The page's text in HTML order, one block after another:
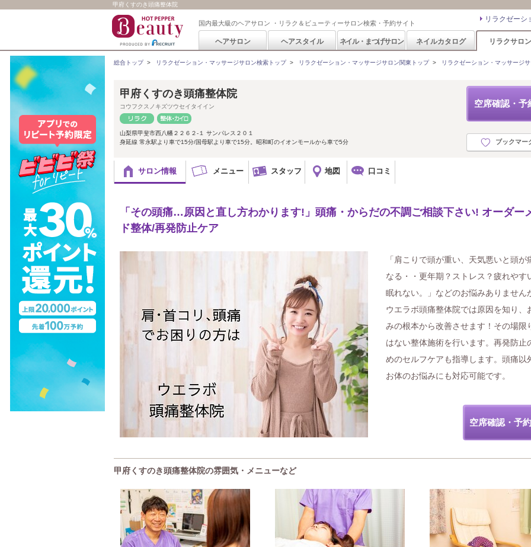
甲府くすのき頭痛整体院
国内最大級のヘアサロン ・リラク＆ビューティーサロン検索・予約サイト リラクゼーシ
ヘアサロン ヘアスタイル ネイル・まつげサロン ネイルカタログ リラクサロン
総合トップ> リラクゼーション・マッサージサロン検索トップ> リラクゼーション・マッサージサロン関東トップ> リラクゼーション・マッサージ
空席確認・予
ブックマー
甲府くすのき頭痛整体院
コウフクスノキズツウセイタイイン
山梨県甲斐市西八幡２２６２-１ サンパレス２０１
身延線 常永駅より車で15分/国母駅より車で15分。昭和町のイオンモールから車で5分
サロン情報 メニュー スタッフ 地図 口コミ
「その頭痛…原因と直し方わかります!」頭痛・からだの不調ご相談下さい! オーダー
ド整体/再発防止ケア
「肩こりで頭が重い、天気悪いと頭が
なる・・更年期？ストレス？疲れや
眠れない。」などのお悩みありません
ウエラボ頭痛整体院では原因を知り、
みの根本から改善させます！その場限
はない整体施術を行います。再発防止
めのセルフケアも指導します。頭痛以
お体のお悩みにも対応可能です。
空席確認・予
甲府くすのき頭痛整体院の雰囲気・メニューなど